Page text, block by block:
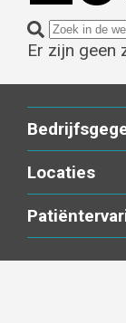
Er zijn geen
Locaties